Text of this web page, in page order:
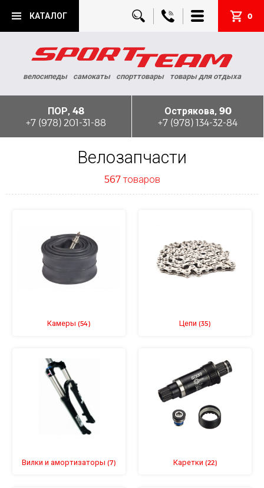
КАТАЛОГ 0
велосипеды самокаты спорттовары товары для отдыха
ПОР, 48
+7 (978) 201-31-88
Острякова, 90
+7 (978) 134-32-84
Велозапчасти
567 товаров
Камеры(54) Цепи(35)
Вилки и амортизаторы(7) Каретки (22)